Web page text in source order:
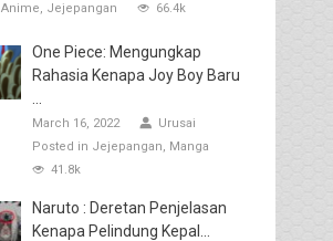
Anime Jejepangan 66.4k
One Piece: Mengungkap
Rahasia Kenapa Joy Boy Baru
March 16, 2022
Urusai
Posted in Jejepangan
Manga
41.8k
Naruto : Deretan Penjelasan
Kenapa Pelindung Kepal...